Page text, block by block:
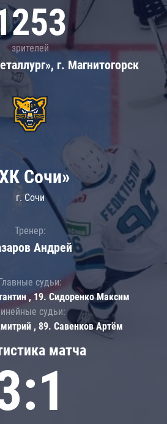
зрителей
г. Магнитогорск
матча
Сочи»
г. Сочи
Тренер:
Андрей
судьи:
, 19. Сидоренко Максим
судьи:
, 89. Савенков Артём